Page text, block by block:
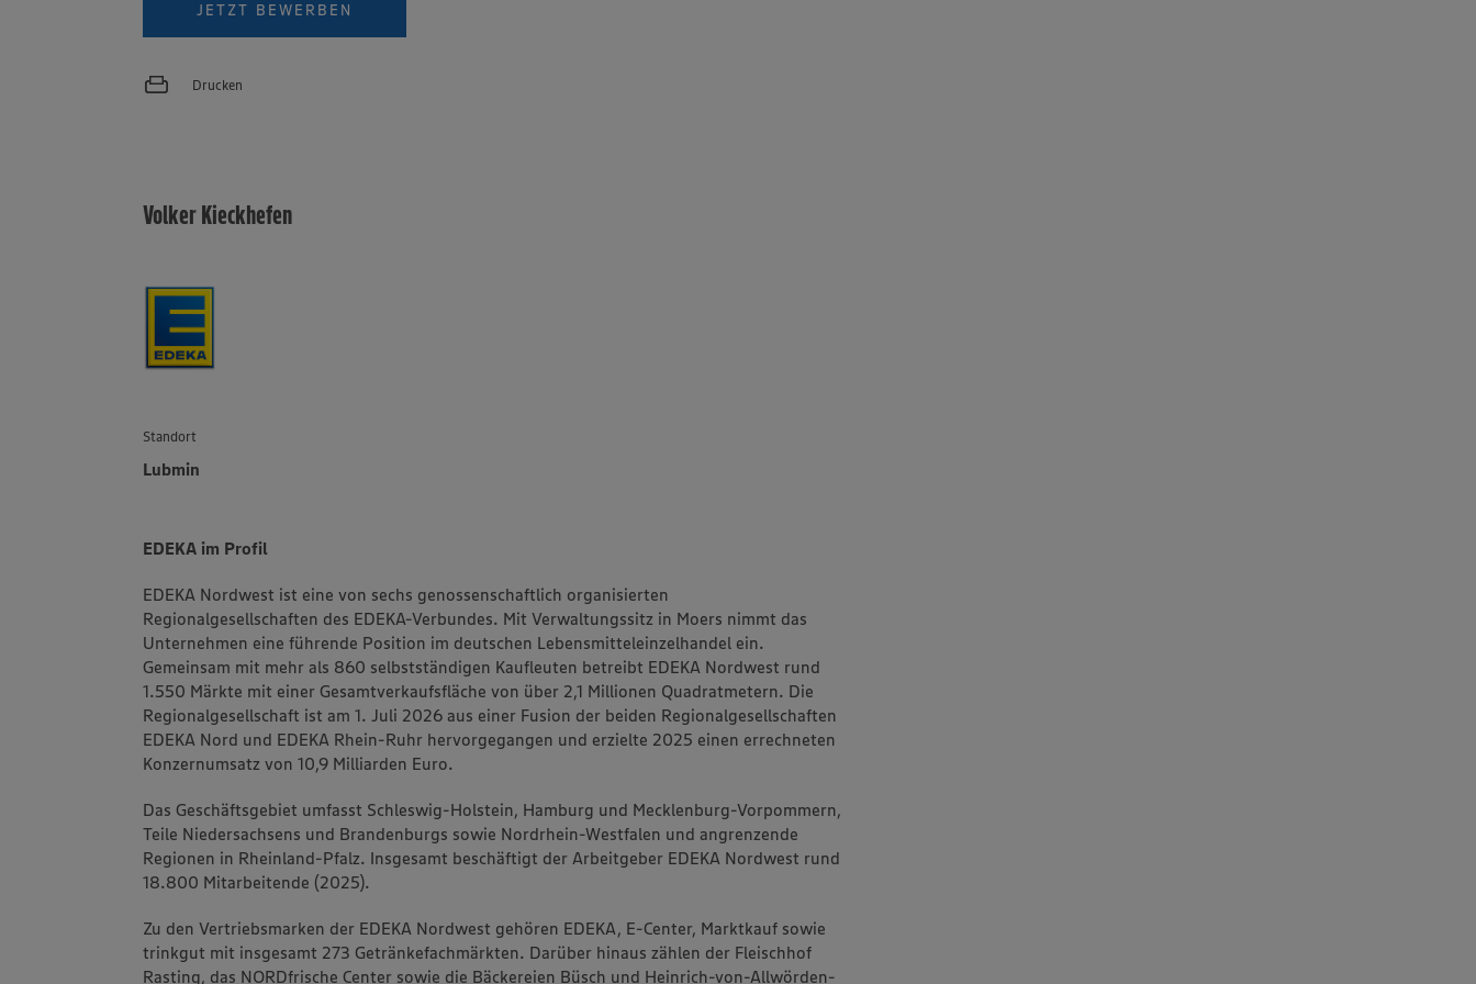
JETZT BEWERBEN
Drucken
Volker Kieckhefen
Standort
Lubmin
EDEKA im Profil
EDEKA Nordwest ist eine von sechs genossenschaftlich organisierten
Regionalgesellschaften des EDEKA-Verbundes. Mit Verwaltungssitz in Moers nimmt das
Unternehmen eine führende Position im deutschen Lebensmitteleinzelhandel ein.
Gemeinsam mit mehr als 860 selbstständigen Kaufleuten betreibt EDEKA Nordwest rund
1.550 Märkte mit einer Gesamtverkaufsfläche von über 2,1 Millionen Quadratmetern. Die
Regionalgesellschaft ist am 1. Juli 2026 aus einer Fusion der beiden Regionalgesellschaften
EDEKA Nord und EDEKA Rhein-Ruhr hervorgegangen und erzielte 2025 einen errechneten
Konzernumsatz von 10,9 Milliarden Euro.
Das Geschäftsgebiet umfasst Schleswig-Holstein, Hamburg und Mecklenburg-Vorpommern,
Teile Niedersachsens und Brandenburgs sowie Nordrhein-Westfalen und angrenzende
Regionen in Rheinland-Pfalz. Insgesamt beschäftigt der Arbeitgeber EDEKA Nordwest rund
18.800 Mitarbeitende (2025).
Zu den Vertriebsmarken der EDEKA Nordwest gehören EDEKA, E-Center, Marktkauf sowie
trinkgut mit insgesamt 273 Getränkefachmärkten. Darüber hinaus zählen der Fleischhof
Rasting, das NORDfrische Center sowie die Bäckereien Büsch und Heinrich-von-Allwörden-